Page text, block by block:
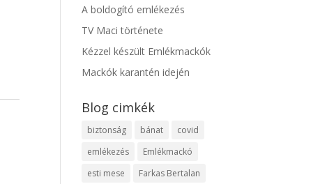
A boldogító emlékezés
TV Maci története
Kézzel készült Emlékmackók
Mackók karantén idején
Blog cimkék
biztonság bánat
covid
emlékezés
Emlékmackó
esti mese
Farkas Bertalan